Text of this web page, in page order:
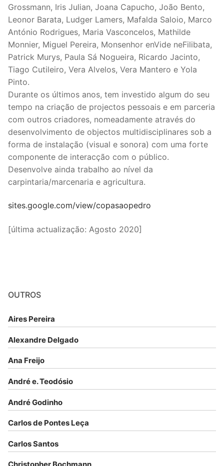
Grossmann, Iris Julian, Joana Capucho, João Bento,
Leonor Barata, Ludger Lamers, Mafalda Saloio, Marco
António Rodrigues, Maria Vasconcelos, Mathilde
Monnier, Miguel Pereira, Monsenhor enVide neFilibata,
Patrick Murys, Paula Sá Nogueira, Ricardo Jacinto,
Tiago Cutileiro, Vera Alvelos, Vera Mantero e Yola
Pinto.
Durante os últimos anos, tem investido algum do seu
tempo na criação de projectos pessoais e em parceria
com outros criadores, nomeadamente através do
desenvolvimento de objectos multidisciplinares sob a
forma de instalação (visual e sonora) com uma forte
componente de interacção com o público.
Desenvolve ainda trabalho ao nível da
carpintaria/marcenaria e agricultura.
sites.google.com/view/copasaopedro
[última actualização: Agosto 2020]
OUTROS
Aires Pereira
Alexandre Delgado
Ana Freijo
André e. Teodósio
André Godinho
Carlos de Pontes Leça
Carlos Santos